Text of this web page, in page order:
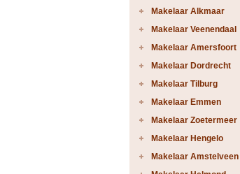
Makelaar Alkmaar
Makelaar Veenendaal
Makelaar Amersfoort
Makelaar Dordrecht
Makelaar Tilburg
Makelaar Emmen
Makelaar Zoetermeer
Makelaar Hengelo
Makelaar Amstelveen